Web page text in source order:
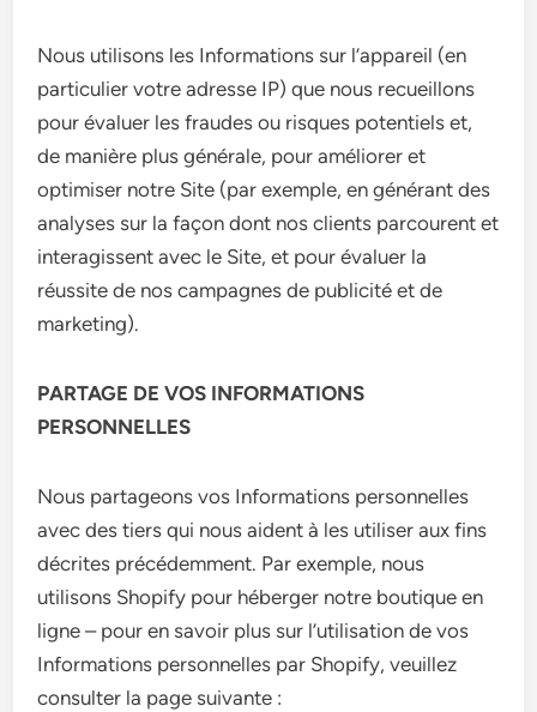
Nous utilisons les Informations sur l’appareil (en
particulier votre adresse IP) que nous recueillons
pour évaluer les fraudes ou risques potentiels et,
de manière plus générale, pour améliorer et
optimiser notre Site (par exemple, en générant des
analyses sur la façon dont nos clients parcourent et
interagissent avec le Site, et pour évaluer la
réussite de nos campagnes de publicité et de
marketing).
PARTAGE DE VOS INFORMATIONS
PERSONNELLES
Nous partageons vos Informations personnelles
avec des tiers qui nous aident à les utiliser aux fins
décrites précédemment. Par exemple, nous
utilisons Shopify pour héberger notre boutique en
ligne – pour en savoir plus sur l’utilisation de vos
Informations personnelles par Shopify, veuillez
consulter la page suivante :